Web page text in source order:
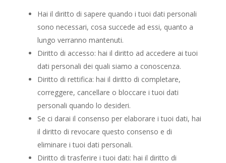
Hai il diritto di sapere quando i tuoi dati personali
sono necessari, cosa succede ad essi, quanto a
lungo verranno mantenuti.
Diritto di accesso: hai il diritto ad accedere ai tuoi
dati personali dei quali siamo a conoscenza.
Diritto di rettifica: hai il diritto di completare,
correggere, cancellare o bloccare i tuoi dati
personali quando lo desideri.
Se ci darai il consenso per elaborare i tuoi dati, hai
il diritto di revocare questo consenso e di
eliminare i tuoi dati personali.
Diritto di trasferire i tuoi dati: hai il diritto di